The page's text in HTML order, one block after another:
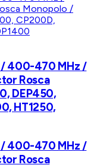
/ 400-470 MHz /
Rosca
DEP450,
HT1250,
/ 400-470 MHz /
Rosca